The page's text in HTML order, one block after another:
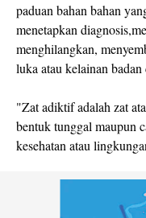
paduan bahan bahan
menetapkan
menghilangkan,
luka atau kelainan
"Zat adiktif adalah zat
bentuk tunggal maupun
kesehatan atau